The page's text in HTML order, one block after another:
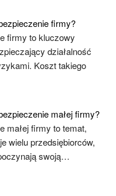
firmy?
firmy to kluczowy
działalność
Koszt takiego
małej firmy?
małej firmy to temat,
wielu przedsiębiorców,
swoją…